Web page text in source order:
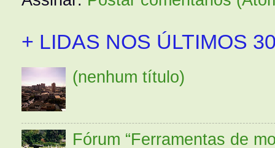
+ LIDAS NOS ÚLTIMOS
(nenhum título)
Fórum “Ferramentas de